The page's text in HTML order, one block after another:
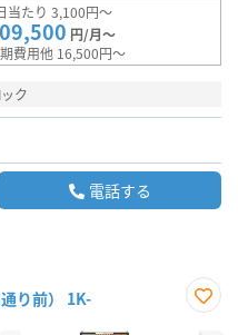
当たり 3,100円～
円/月～
費用他 16,500円～
ク
電話する
り前） 1K-